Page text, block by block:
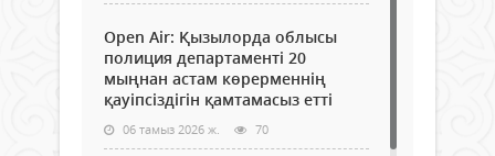
Open Air: Қызылорда облысы
полиция департаменті 20
мыңнан астам көрерменнің
қауіпсіздігін қамтамасыз етті
06 тамыз 2026 ж. 70